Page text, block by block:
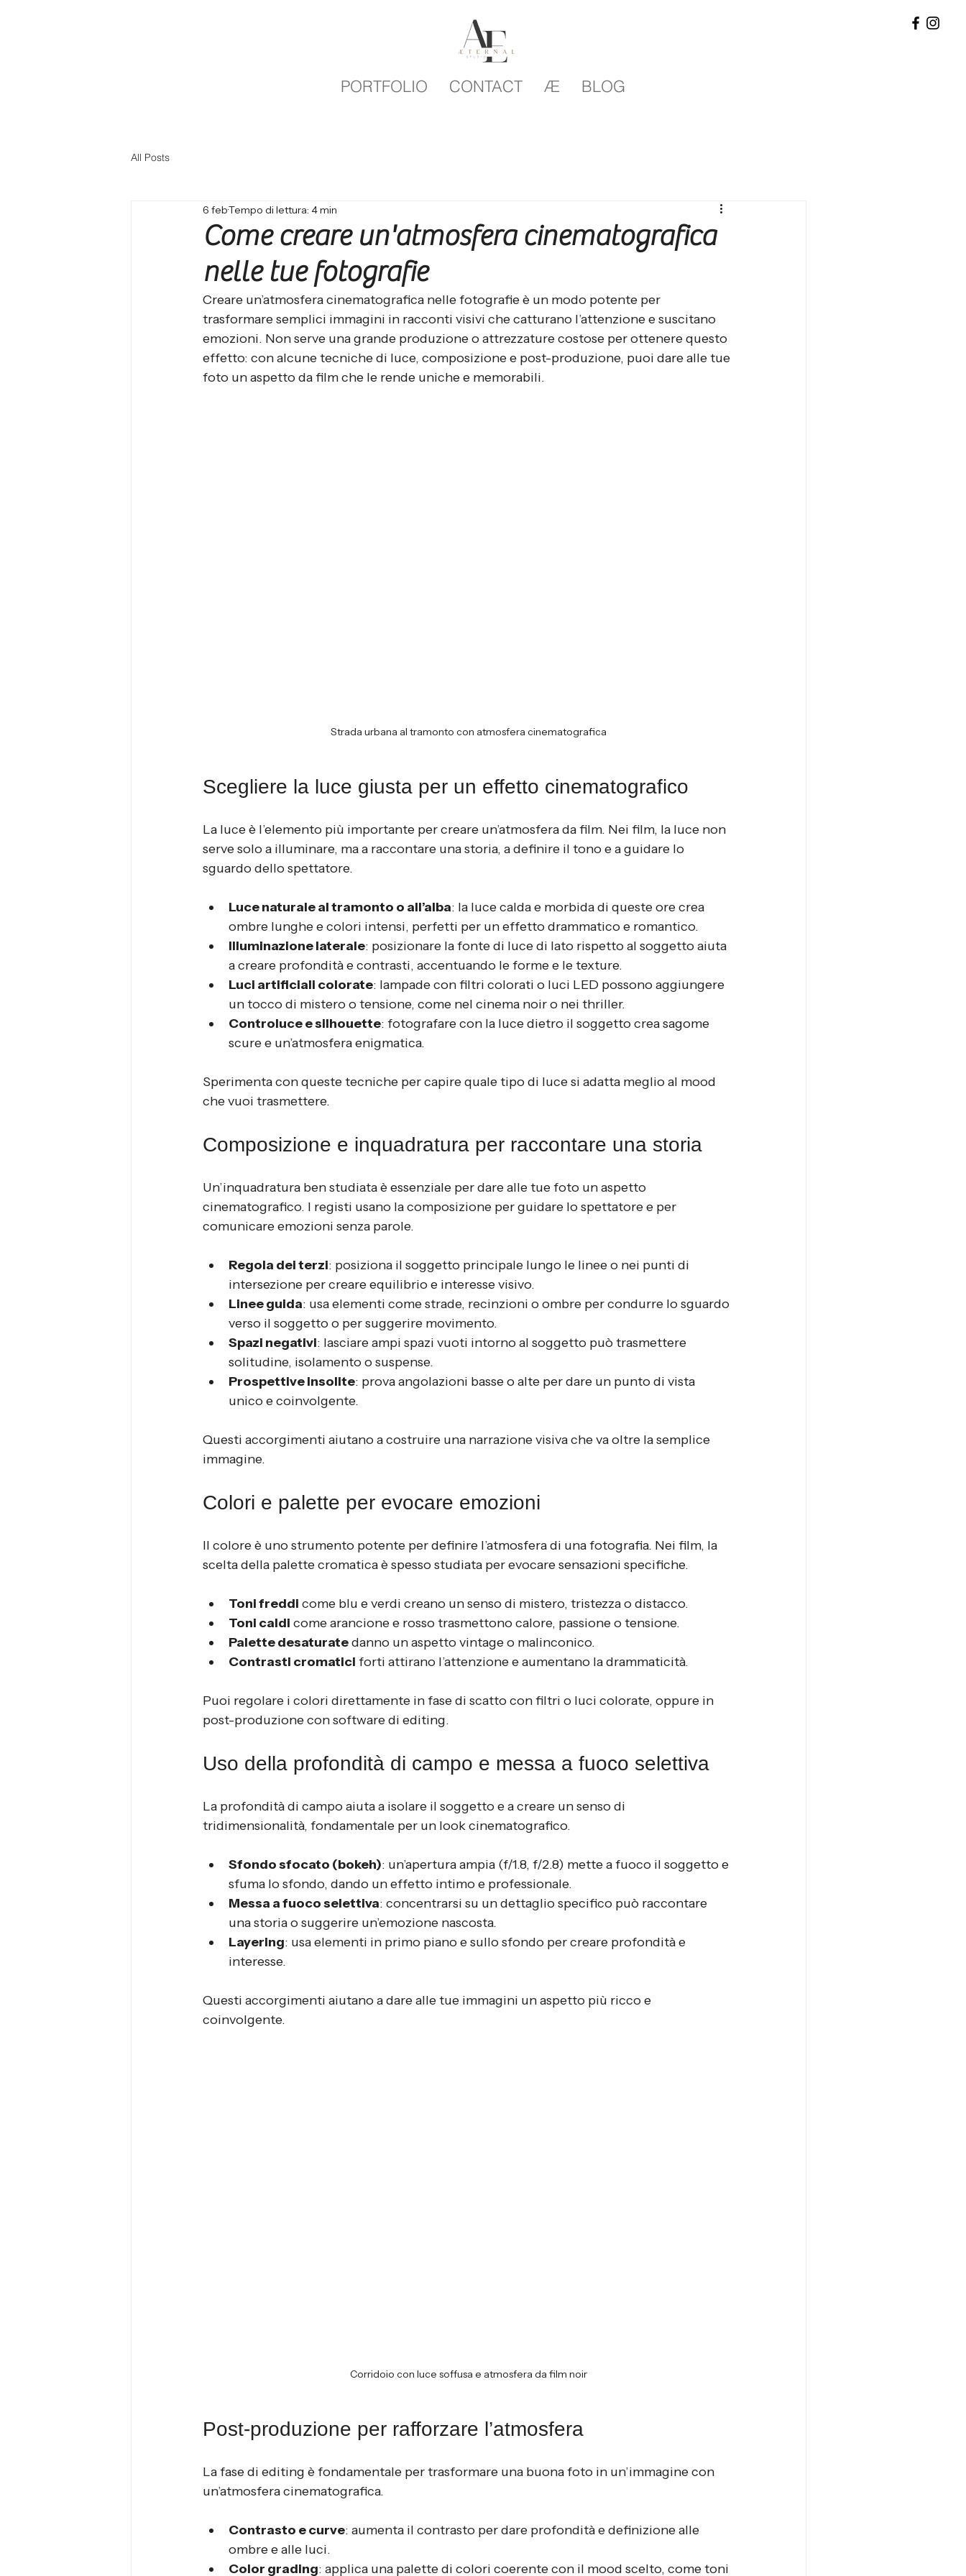
PORTFOLIO CONTACT Æ BLOG
All Posts
Come creare un'atmosfera cinematografica
nelle tue fotografie
6 febTempo di lettura: 4 min
Creare un’atmosfera cinematografica nelle fotografie è un modo potente per
trasformare semplici immagini in racconti visivi che catturano l’attenzione e suscitano
emozioni. Non serve una grande produzione o attrezzature costose per ottenere questo
effetto: con alcune tecniche di luce, composizione e post-produzione, puoi dare alle tue
foto un aspetto da film che le rende uniche e memorabili.
Strada urbana al tramonto con atmosfera cinematografica
Scegliere la luce giusta per un effetto cinematografico
La luce è l’elemento più importante per creare un’atmosfera da film. Nei film, la luce non
serve solo a illuminare, ma a raccontare una storia, a definire il tono e a guidare lo
sguardo dello spettatore.
Luce naturale al tramonto o all’alba: la luce calda e morbida di queste ore crea
ombre lunghe e colori intensi, perfetti per un effetto drammatico e romantico.
Illuminazione laterale: posizionare la fonte di luce di lato rispetto al soggetto aiuta
a creare profondità e contrasti, accentuando le forme e le texture.
Luci artificiali colorate: lampade con filtri colorati o luci LED possono aggiungere
un tocco di mistero o tensione, come nel cinema noir o nei thriller.
Controluce e silhouette: fotografare con la luce dietro il soggetto crea sagome
scure e un’atmosfera enigmatica.
Sperimenta con queste tecniche per capire quale tipo di luce si adatta meglio al mood
che vuoi trasmettere.
Composizione e inquadratura per raccontare una storia
Un’inquadratura ben studiata è essenziale per dare alle tue foto un aspetto
cinematografico. I registi usano la composizione per guidare lo spettatore e per
comunicare emozioni senza parole.
Regola dei terzi: posiziona il soggetto principale lungo le linee o nei punti di
intersezione per creare equilibrio e interesse visivo.
Linee guida: usa elementi come strade, recinzioni o ombre per condurre lo sguardo
verso il soggetto o per suggerire movimento.
Spazi negativi: lasciare ampi spazi vuoti intorno al soggetto può trasmettere
solitudine, isolamento o suspense.
Prospettive insolite: prova angolazioni basse o alte per dare un punto di vista
unico e coinvolgente.
Questi accorgimenti aiutano a costruire una narrazione visiva che va oltre la semplice
immagine.
Colori e palette per evocare emozioni
Il colore è uno strumento potente per definire l’atmosfera di una fotografia. Nei film, la
scelta della palette cromatica è spesso studiata per evocare sensazioni specifiche.
Toni freddi come blu e verdi creano un senso di mistero, tristezza o distacco.
Toni caldi come arancione e rosso trasmettono calore, passione o tensione.
Palette desaturate danno un aspetto vintage o malinconico.
Contrasti cromatici forti attirano l’attenzione e aumentano la drammaticità.
Puoi regolare i colori direttamente in fase di scatto con filtri o luci colorate, oppure in
post-produzione con software di editing.
Uso della profondità di campo e messa a fuoco selettiva
La profondità di campo aiuta a isolare il soggetto e a creare un senso di
tridimensionalità, fondamentale per un look cinematografico.
Sfondo sfocato (bokeh): un’apertura ampia (f/1.8, f/2.8) mette a fuoco il soggetto e
sfuma lo sfondo, dando un effetto intimo e professionale.
Messa a fuoco selettiva: concentrarsi su un dettaglio specifico può raccontare
una storia o suggerire un’emozione nascosta.
Layering: usa elementi in primo piano e sullo sfondo per creare profondità e
interesse.
Questi accorgimenti aiutano a dare alle tue immagini un aspetto più ricco e
coinvolgente.
Corridoio con luce soffusa e atmosfera da film noir
Post-produzione per rafforzare l’atmosfera
La fase di editing è fondamentale per trasformare una buona foto in un’immagine con
un’atmosfera cinematografica.
Contrasto e curve: aumenta il contrasto per dare profondità e definizione alle
ombre e alle luci.
Color grading: applica una palette di colori coerente con il mood scelto, come toni